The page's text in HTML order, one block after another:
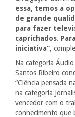
essa, temos a
de grande
para fazer
caprichados.
iniciativa”,
Na categoria
Santos Ribeiro
“Ciência pensada
na categoria
vencedor com o
conhecimento que